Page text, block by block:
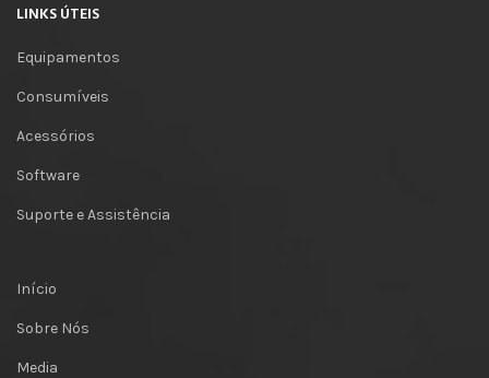
LINKS ÚTEIS
Equipamentos
Consumíveis
Acessórios
Software
Suporte e Assistência
Início
Sobre Nós
Media